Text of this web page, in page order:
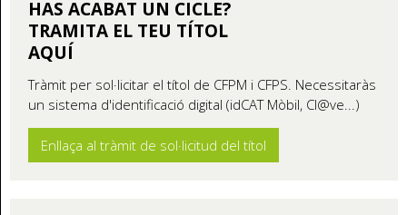
HAS ACABAT UN CICLE?
TRAMITA EL TEU TÍTOL
AQUÍ
Tràmit per sol·licitar el títol de CFPM i CFPS. Necessitaràs
un sistema d'identificació digital (idCAT Mòbil, Cl@ve...)
Enllaça al tràmit de sol·licitud del títol